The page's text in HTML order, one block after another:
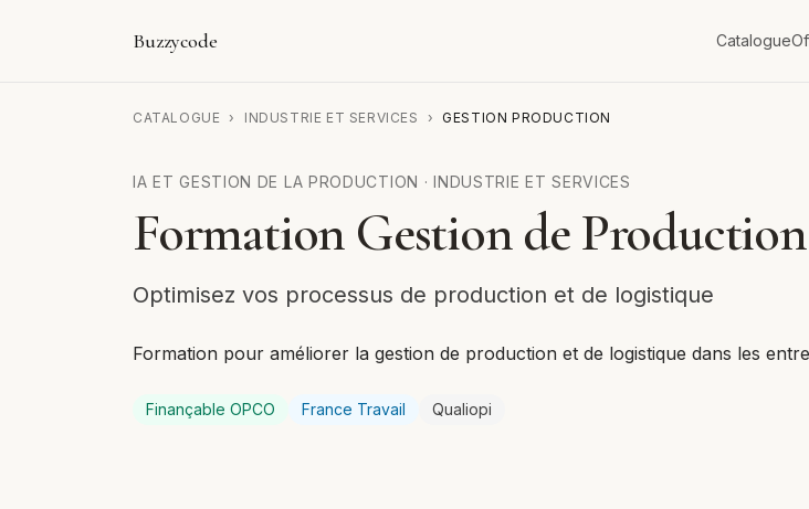
Buzzycode Catalogue
CATALOGUE › INDUSTRIE ET SERVICES › GESTION PRODUCTION
IA ET GESTION DE LA PRODUCTION ·INDUSTRIE ET SERVICES
Formation Gestion de Production
Optimisez vos processus de production et de logistique
Formation pour améliorer la gestion de production et de logistique dans les
Finançable OPCO France Travail Qualiopi